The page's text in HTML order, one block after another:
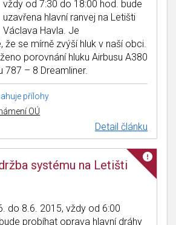
vždy od 7:30 do 18:00 hod. bude
uzavřena hlavní ranvej na Letišti
Václava Havla. Je
že se mírně zvýší hluk v naší obci.
porovnání hluku Airbusu A380
787 – 8 Dreamliner.
přílohy
OÚ
Detail článku
systému na Letišti
do 8.6. 2015, vždy od 6:00
probíhat oprava hlavní dráhy